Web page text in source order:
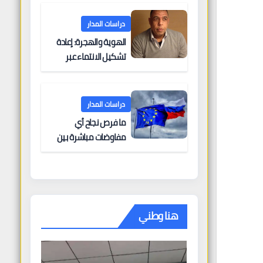
دراسات المدار
الهوية والهجرة: إعادة
تشكيل الانتماء عبر
دراسات المدار
ما فرص نجاح أي
مفاوضات مباشرة بين
هنا وطني